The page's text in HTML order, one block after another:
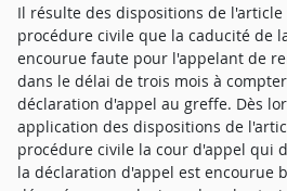
Il résulte des dispositions de l'article
procédure civile que la caducité de
encourue faute pour l'appelant de
dans le délai de trois mois à
déclaration d'appel au greffe. Dès
application des dispositions de
procédure civile la cour d'appel qui
la déclaration d'appel est encourue